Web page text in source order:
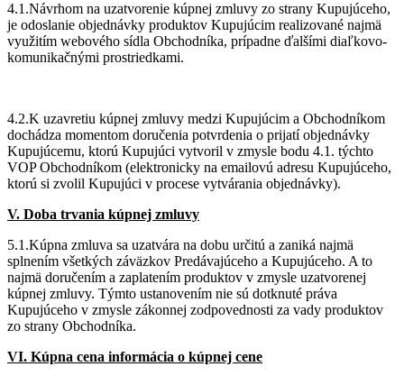
4.1.Návrhom na uzatvorenie kúpnej zmluvy zo strany Kupujúceho,
je odoslanie objednávky produktov Kupujúcim realizované najmä
využitím webového sídla Obchodníka, prípadne ďalšími diaľkovo-
komunikačnými prostriedkami.
4.2.K uzavretiu kúpnej zmluvy medzi Kupujúcim a Obchodníkom
dochádza momentom doručenia potvrdenia o prijatí objednávky
Kupujúcemu, ktorú Kupujúci vytvoril v zmysle bodu 4.1. týchto
VOP Obchodníkom (elektronicky na emailovú adresu Kupujúceho,
ktorú si zvolil Kupujúci v procese vytvárania objednávky).
V. Doba trvania kúpnej zmluvy
5.1.Kúpna zmluva sa uzatvára na dobu určitú a zaniká najmä
splnením všetkých záväzkov Predávajúceho a Kupujúceho. A to
najmä doručením a zaplatením produktov v zmysle uzatvorenej
kúpnej zmluvy. Týmto ustanovením nie sú dotknuté práva
Kupujúceho v zmysle zákonnej zodpovednosti za vady produktov
zo strany Obchodníka.
VI. Kúpna cena informácia o kúpnej cene